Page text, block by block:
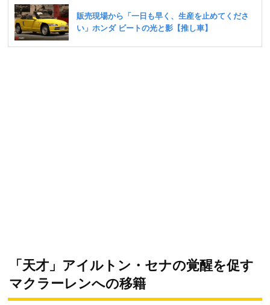
「天才」アイルトン・セナの覚醒を促す
マクラーレンへの移籍